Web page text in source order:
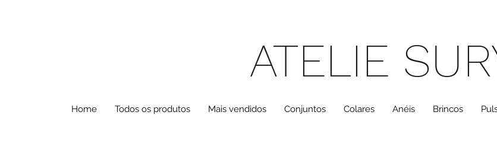
ATELIE
Home Todos os produtos Mais vendidos Conjuntos Colares Anéis Brincos